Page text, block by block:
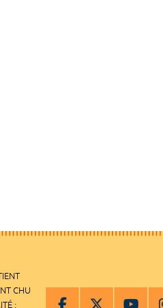
CHU
: